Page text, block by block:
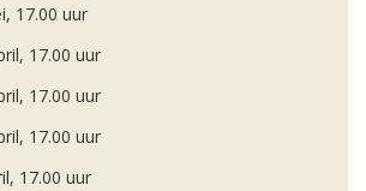
17.00 uur
17.00 uur
17.00 uur
17.00 uur
17.00 uur